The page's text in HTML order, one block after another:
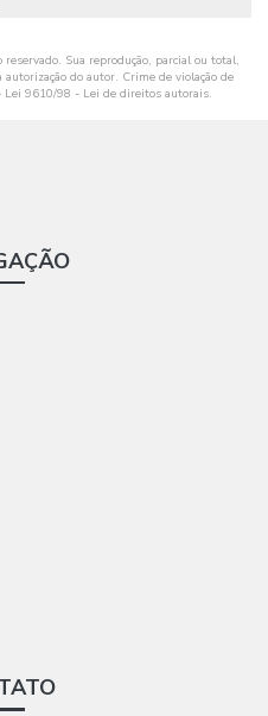
Sua reprodução, parcial ou total,
do autor. Crime de violação de
Lei 9610/98 - Lei de direitos autorais.